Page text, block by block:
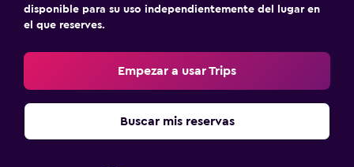
disponible para su uso independientemente del lugar en
el que reserves.
Empezar a usar Trips
Buscar mis reservas